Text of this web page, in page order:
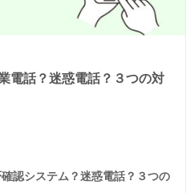
電話？迷惑電話？３つの対
認システム？迷惑電話？３つの